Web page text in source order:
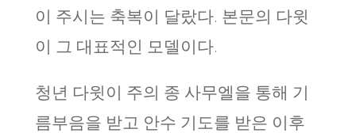
이 주시는 축복이 달랐다. 본문의 다윗
이 그 대표적인 모델이다.
청년 다윗이 주의 종 사무엘을 통해 기
름부음을 받고 안수 기도를 받은 이후